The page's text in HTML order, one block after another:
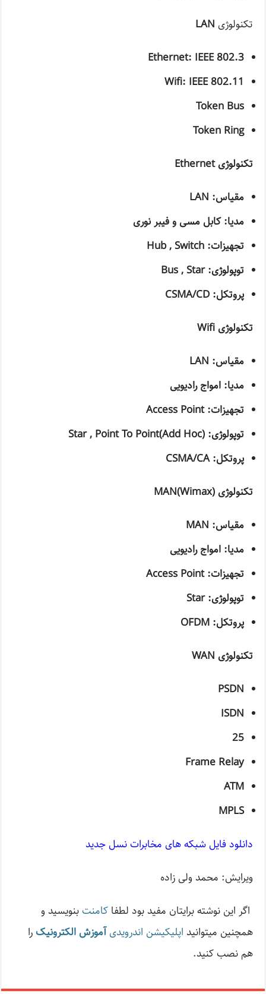
تکنولوژی LAN
Ethernet: IEEE 802.3
Wifi: IEEE 802.11
Token Bus
Token Ring
تکنولوژیEthernet
مقیاس: LAN
مدیا: کابل مسی و فیبر نوری
تجهیزات:Hub , Switch
توپولوژی:Bus , Star
پروتکل:CSMA/CD
تکنولوژیWifi
مقیاس: LAN
مدیا: امواج رادیویی
تجهیزات:Access Point
توپولوژی: (Star , Point To Point(Add Hoc
پروتکل:CSMA/CA
تکنولوژیMAN(Wimax)
مقیاس: MAN
مدیا: امواج رادیویی
تجهیزات:Access Point
توپولوژی:Star
پروتکل:OFDM
تکنولوژی WAN
PSDN
ISDN
25
Frame Relay
ATM
MPLS
دانلود فایل شبکه های مخابرات نسل جدید
ویرایش: محمد ولی زاده
اگر این نوشته‌ برایتان مفید بود لطفاکامنت بنویسید و
همچنین میتوانید اپلیکیشن اندرویدیآموزش الکترونیک را
هم نصب کنید.